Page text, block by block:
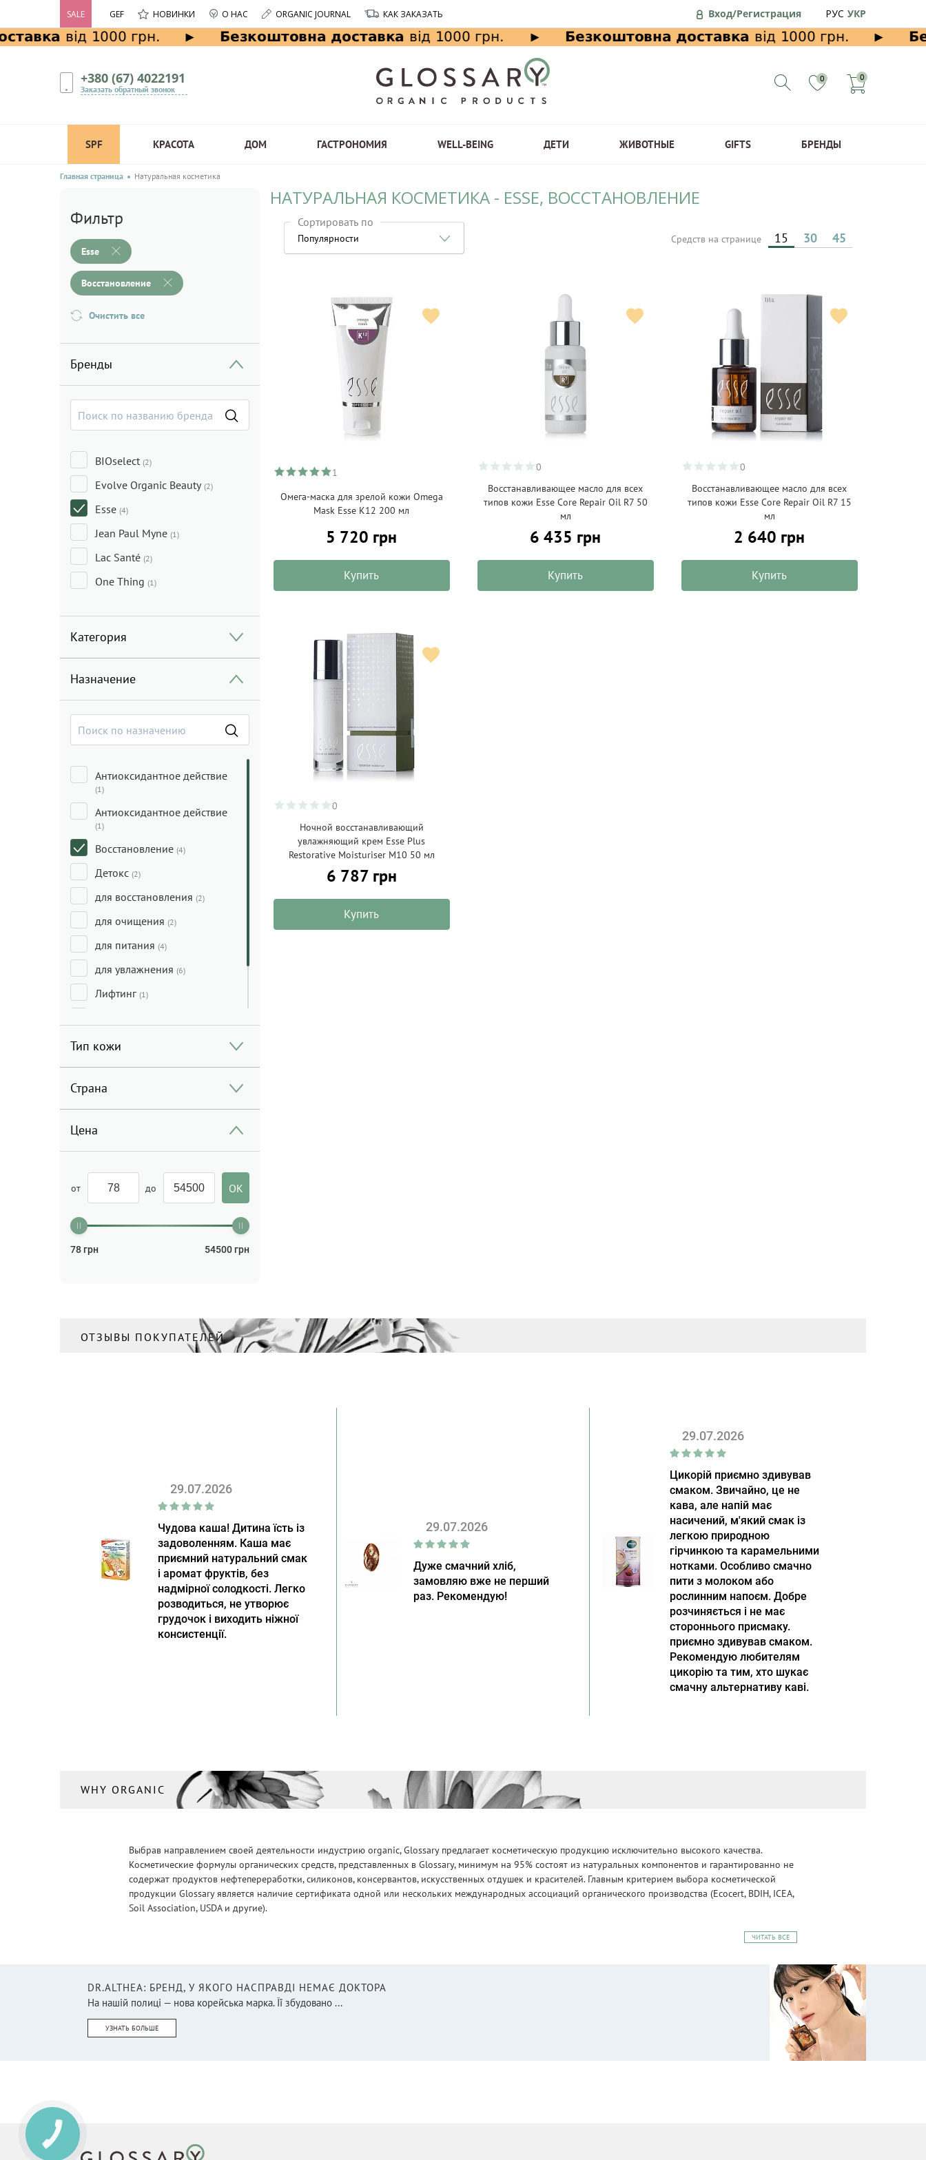
SALE GEF НОВИНКИ О НАС ORGANIC JOURNAL КАК ЗАКАЗАТЬ Вход/Регистрация РУС УКР
+380 (67) 4022191
Заказать обратный звонок
0 0
SPF КРАСОТА ДОМ ГАСТРОНОМИЯ WELL-BEING ДЕТИ ЖИВОТНЫЕ GIFTS БРЕНДЫ
Главная страница Натуральная косметика
Фильтр
Esse
Восстановление
Очистить все
Бренды
BIOselect (2)
Evolve Organic Beauty (2)
Esse (4)
Jean Paul Myne (1)
Lac Santé (2)
One Thing (1)
Категория
Назначение
Антиоксидантное действие
(1)
Антиоксидантное действие
(1)
Восстановление (4)
Детокс (2)
для восстановления (2)
для очищения (2)
для питания (4)
для увлажнения (6)
Лифтинг (1)
Увлажнение
Тип кожи
Страна
Цена
от до
78 грн 54500 грн
НАТУРАЛЬНАЯ КОСМЕТИКА - ESSE, ВОССТАНОВЛЕНИЕ
Сортировать по
Популярности Средств на странице 15 30 45
1
Омега-маска для зрелой кожи Omega
Mask Esse K12 200 мл
5 720 грн
Купить
0
Восстанавливающее масло для всех
типов кожи Esse Core Repair Oil R7 50
мл
6 435 грн
Купить
0
Восстанавливающее масло для всех
типов кожи Esse Core Repair Oil R7 15
мл
2 640 грн
Купить
0
Ночной восстанавливающий
увлажняющий крем Esse Plus
Restorative Moisturiser M10 50 мл
6 787 грн
Купить
ОТЗЫВЫ ПОКУПАТЕЛЕЙ
29.07.2026
Чудова каша! Дитина їсть із
задоволенням. Каша має
приємний натуральний смак
і аромат фруктів, без
надмірної солодкості. Легко
розводиться, не утворює
грудочок і виходить ніжної
консистенції.
29.07.2026
Дуже смачний хліб,
замовляю вже не перший
раз. Рекомендую!
29.07.2026
Цикорій приємно здивував
смаком. Звичайно, це не
кава, але напій має
насичений, м'який смак із
легкою природною
гірчинкою та карамельними
нотками. Особливо смачно
пити з молоком або
рослинним напоєм. Добре
розчиняється і не має
стороннього присмаку.
приємно здивував смаком.
Рекомендую любителям
цикорію та тим, хто шукає
смачну альтернативу каві.
WHY ORGANIC
Выбрав направлением своей деятельности индустрию organic, Glossary предлагает косметическую продукцию исключительно высокого качества.
Косметические формулы органических средств, представленных в Glossary, минимум на 95% состоят из натуральных компонентов и гарантированно не
содержат продуктов нефтепереработки, силиконов, консервантов, искусственных отдушек и красителей. Главным критерием выбора косметической
продукции Glossary является наличие сертификата одной или нескольких международных ассоциаций органического производства (Ecocert, BDIH, ICEA,
Soil Association, USDA и другие).
ЧИТАТЬ ВСЕ
DR.ALTHEA: БРЕНД, У ЯКОГО НАСПРАВДІ НЕМАЄ ДОКТОРА
На нашій полиці — нова корейська марка. Її збудовано ...
УЗНАТЬ БОЛЬШЕ